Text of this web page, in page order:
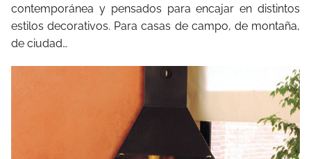
contemporánea y pensados para encajar en distintos
estilos decorativos. Para casas de campo, de montaña,
de ciudad…